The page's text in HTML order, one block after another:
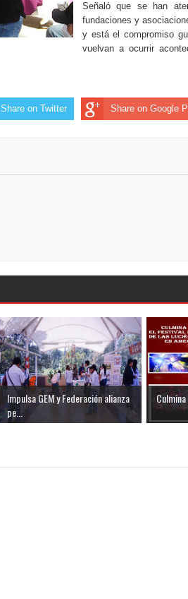
Señaló que se han
fundaciones y
y está el compromiso
vuelvan a ocurrir
Share on Twitter Share on Google
Impulsa GEM y Federación alianza
pe...